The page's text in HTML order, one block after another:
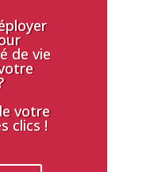
de vie
votre
clics !